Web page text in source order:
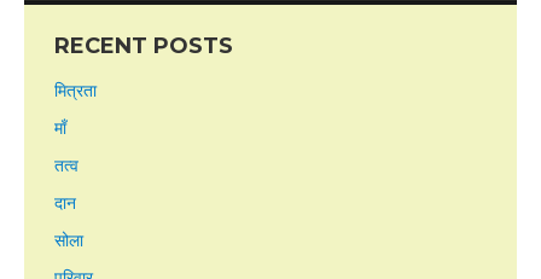
RECENT POSTS
मित्रता
माँ
तत्व
दान
सोला